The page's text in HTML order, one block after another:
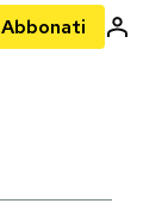
Abbonati